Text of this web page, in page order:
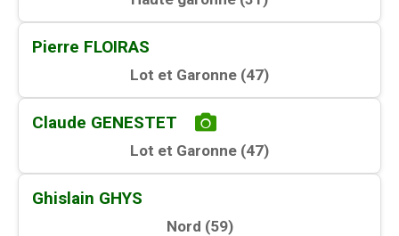
Pierre FLOIRAS
Lot et Garonne (47)
Claude GENESTET
Lot et Garonne (47)
Ghislain GHYS
Nord (59)